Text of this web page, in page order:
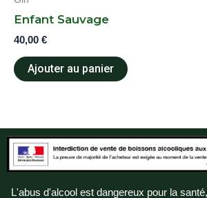
Enfant Sauvage
40,00 €
Ajouter au panier
L'abus d'alcool est dangereux pour la